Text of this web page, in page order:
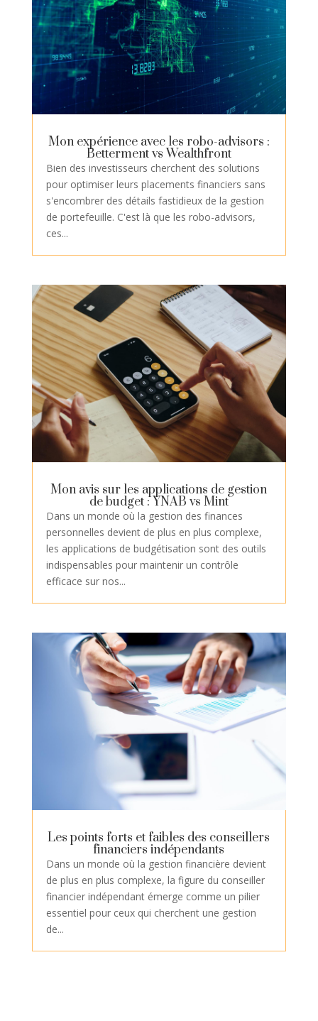
Mon expérience avec les robo-advisors :
Betterment vs Wealthfront
Bien des investisseurs cherchent des solutions
pour optimiser leurs placements financiers sans
s'encombrer des détails fastidieux de la gestion
de portefeuille. C'est là que les robo-advisors,
ces...
Mon avis sur les applications de gestion
de budget : YNAB vs Mint
Dans un monde où la gestion des finances
personnelles devient de plus en plus complexe,
les applications de budgétisation sont des outils
indispensables pour maintenir un contrôle
efficace sur nos...
Les points forts et faibles des conseillers
financiers indépendants
Dans un monde où la gestion financière devient
de plus en plus complexe, la figure du conseiller
financier indépendant émerge comme un pilier
essentiel pour ceux qui cherchent une gestion
de...